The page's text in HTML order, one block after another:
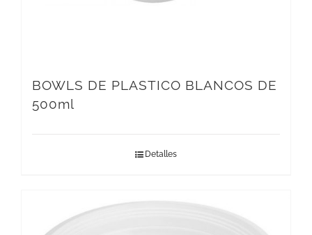
BOWLS DE PLASTICO BLANCOS DE
500ml
Detalles